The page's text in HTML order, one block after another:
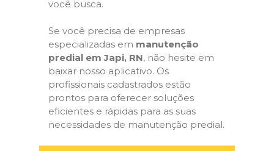
você busca.
Se você precisa de empresas
especializadas em manutenção
predial em Japi, RN, não hesite em
baixar nosso aplicativo. Os
profissionais cadastrados estão
prontos para oferecer soluções
eficientes e rápidas para as suas
necessidades de manutenção predial.